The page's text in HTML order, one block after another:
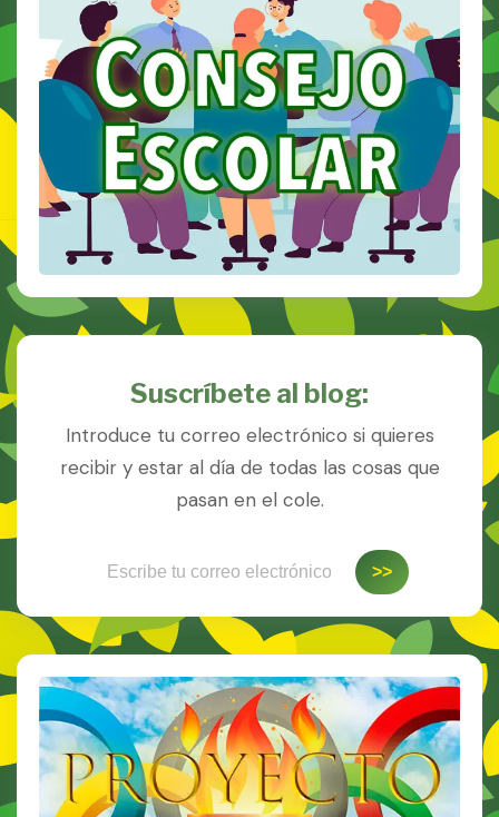
Suscríbete al blog:
Introduce tu correo electrónico si quieres
recibir y estar al día de todas las cosas que
pasan en el cole.
>>